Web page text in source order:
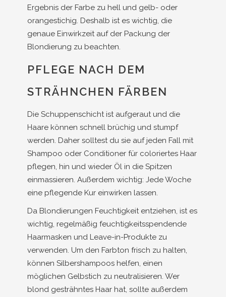
Ergebnis der Farbe zu hell und gelb- oder
orangestichig. Deshalb ist es wichtig, die
genaue Einwirkzeit auf der Packung der
Blondierung zu beachten.
PFLEGE NACH DEM
STRÄHNCHEN FÄRBEN
Die Schuppenschicht ist aufgeraut und die
Haare können schnell brüchig und stumpf
werden. Daher solltest du sie auf jeden Fall mit
Shampoo oder Conditioner für coloriertes Haar
pflegen, hin und wieder Öl in die Spitzen
einmassieren. Außerdem wichtig: Jede Woche
eine pflegende Kur einwirken lassen.
Da Blondierungen Feuchtigkeit entziehen, ist es
wichtig, regelmäßig feuchtigkeitsspendende
Haarmasken und Leave-in-Produkte zu
verwenden. Um den Farbton frisch zu halten,
können Silbershampoos helfen, einen
möglichen Gelbstich zu neutralisieren. Wer
blond gesträhntes Haar hat, sollte außerdem